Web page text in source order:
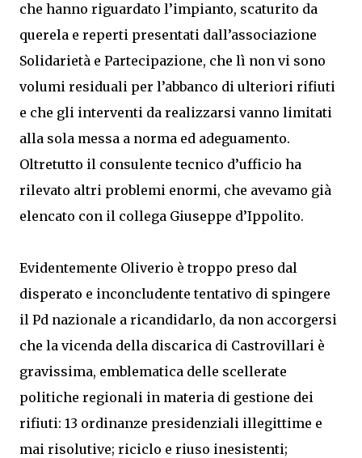
che hanno riguardato l’impianto, scaturito da
querela e reperti presentati dall’associazione
Solidarietà e Partecipazione, che lì non vi sono
volumi residuali per l’abbanco di ulteriori rifiuti
e che gli interventi da realizzarsi vanno limitati
alla sola messa a norma ed adeguamento.
Oltretutto il consulente tecnico d’ufficio ha
rilevato altri problemi enormi, che avevamo già
elencato con il collega Giuseppe d’Ippolito.
Evidentemente Oliverio è troppo preso dal
disperato e inconcludente tentativo di spingere
il Pd nazionale a ricandidarlo, da non accorgersi
che la vicenda della discarica di Castrovillari è
gravissima, emblematica delle scellerate
politiche regionali in materia di gestione dei
rifiuti: 13 ordinanze presidenziali illegittime e
mai risolutive; riciclo e riuso inesistenti;